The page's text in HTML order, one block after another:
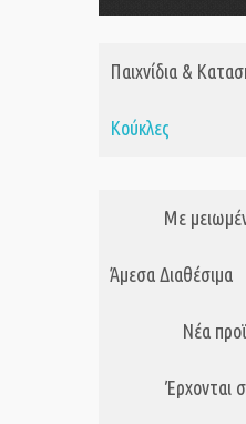
Παιχνίδια &
Κούκλες
Με
Άμεσα Διαθέσιμα
Νέα
Έρχονται